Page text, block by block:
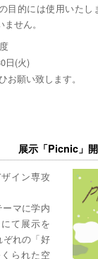
目的には使用いたし
せん。
日(火)
お願い致します。
展示「Picnic」
イン専攻
マに学内
て展示を
れの「好
られた空